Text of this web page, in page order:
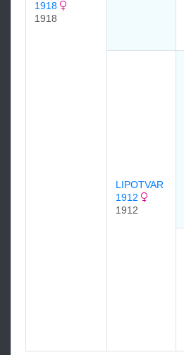
1918
1918
LIPOTVAR
1912
1912